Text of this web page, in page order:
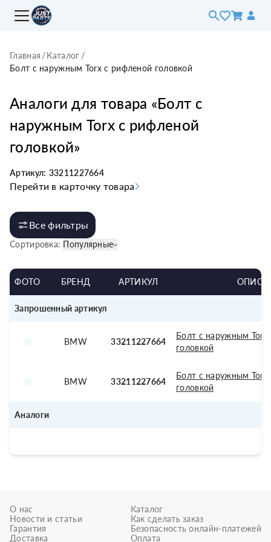
Главная /Каталог /
Болт с наружным Torx c рифленой головкой
Аналоги для товара «Болт с
наружным Torx c рифленой
головкой»
Артикул: 33211227664
Перейти в карточку товара
Все фильтры
Сортировка: Популярные
ФОТО БРЕНД АРТИКУЛ
Запрошенный артикул
BMW 33211227664
Болт с наружным Torx
головкой
BMW 33211227664
Болт с наружным Torx
головкой
Аналоги
О нас
Новости и статьи
Гарантия
Доставка
Каталог
Как сделать заказ
Безопасность онлайн-платежей
Оплата